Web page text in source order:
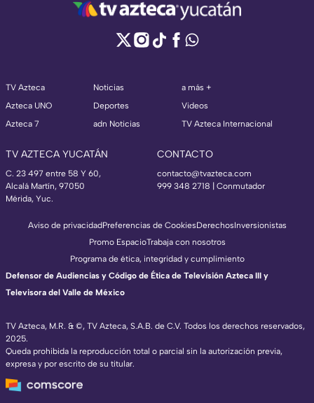
TV Azteca
Azteca UNO
Azteca 7
Noticias
Deportes
adn Noticias
a más +
Videos
TV Azteca Internacional
TV AZTECA YUCATÁN
C. 23 497 entre 58 Y 60,
Alcalá Martín, 97050
Mérida, Yuc.
CONTACTO
contacto@tvazteca.com
999 348 2718 | Conmutador
TV Azteca, M.R. & ©, TV Azteca, S.A.B. de C.V. Todos los derechos reservados,
2025.
Queda prohibida la reproducción total o parcial sin la autorización previa,
expresa y por escrito de su titular.
Aviso de privacidadPreferencias de CookiesDerechosInversionistas
Promo EspacioTrabaja con nosotros
Programa de ética, integridad y cumplimiento
Defensor de Audiencias y Código de Ética de Televisión Azteca III y
Televisora del Valle de México